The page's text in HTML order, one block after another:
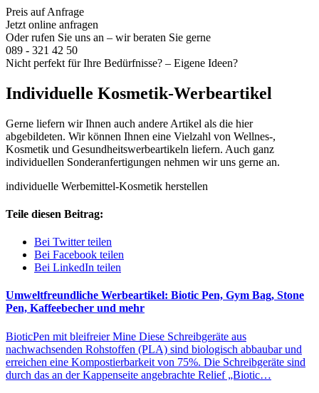
Preis auf Anfrage
Jetzt online anfragen
Oder rufen Sie uns an – wir beraten Sie gerne
089 - 321 42 50
Nicht perfekt für Ihre Bedürfnisse? – Eigene Ideen?
Individuelle Kosmetik-Werbeartikel
Gerne liefern wir Ihnen auch andere Artikel als die hier
abgebildeten. Wir können Ihnen eine Vielzahl von Wellnes-,
Kosmetik und Gesundheitswerbeartikeln liefern. Auch ganz
individuellen Sonderanfertigungen nehmen wir uns gerne an.
individuelle Werbemittel-Kosmetik herstellen
Teile diesen Beitrag:
Bei Twitter teilen
Bei Facebook teilen
Bei LinkedIn teilen
Umweltfreundliche Werbeartikel: Biotic Pen, Gym Bag, Stone
Pen, Kaffeebecher und mehr
BioticPen mit bleifreier Mine Diese Schreibgeräte aus
nachwachsenden Rohstoffen (PLA) sind biologisch abbaubar und
erreichen eine Kompostierbarkeit von 75%. Die Schreibgeräte sind
durch das an der Kappenseite angebrachte Relief „Biotic…